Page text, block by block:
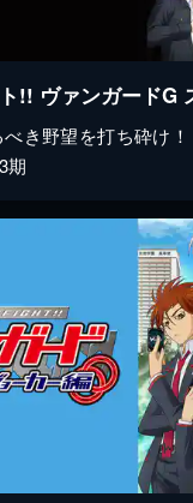
べき野望を打ち砕け
期